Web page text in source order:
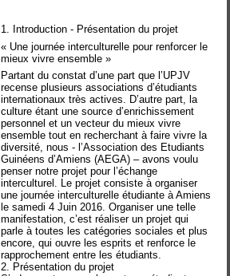
1. Introduction - Présentation du projet
« Une journée interculturelle pour renforcer le
mieux vivre ensemble »
Partant du constat d’une part que l’UPJV
recense plusieurs associations d’étudiants
internationaux très actives. D’autre part, la
culture étant une source d’enrichissement
personnel et un vecteur du mieux vivre
ensemble tout en recherchant à faire vivre la
diversité, nous - l’Association des Etudiants
Guinéens d’Amiens (AEGA) – avons voulu
penser notre projet pour l’échange
interculturel. Le projet consiste à organiser
une journée interculturelle étudiante à Amiens
le samedi 4 Juin 2016. Organiser une telle
manifestation, c’est réaliser un projet qui
parle à toutes les catégories sociales et plus
encore, qui ouvre les esprits et renforce le
rapprochement entre les étudiants.
2. Présentation du projet